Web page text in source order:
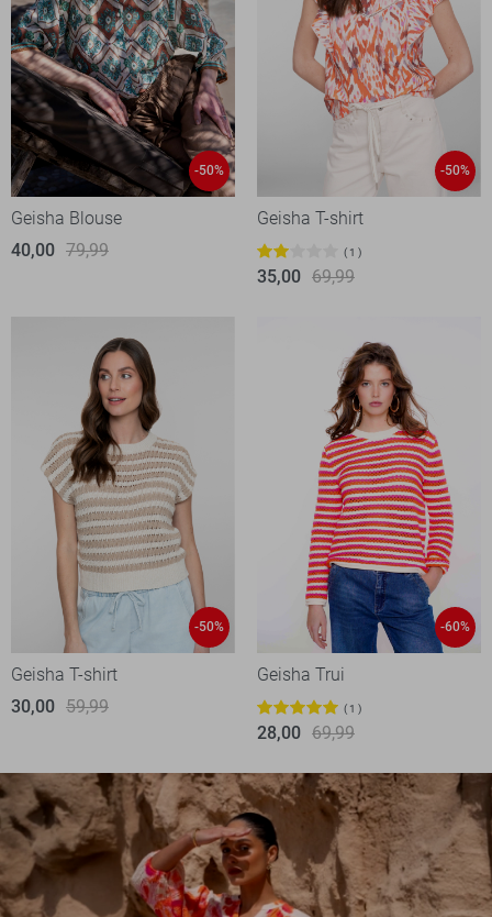
-50%
Geisha Blouse
40,00 79,99
-50%
Geisha T-shirt
1
35,00 69,99
-50%
Geisha T-shirt
30,00 59,99
-60%
Geisha Trui
1
28,00 69,99